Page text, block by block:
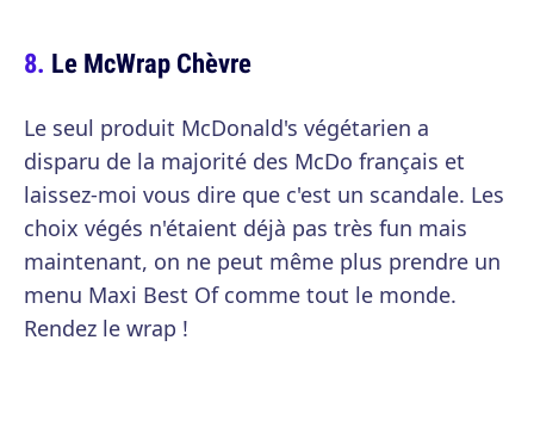
Le McWrap Chèvre
Le seul produit McDonald's végétarien a
disparu de la majorité des McDo français et
laissez-moi vous dire que c'est un scandale. Les
choix végés n'étaient déjà pas très fun mais
maintenant, on ne peut même plus prendre un
menu Maxi Best Of comme tout le monde.
Rendez le wrap !